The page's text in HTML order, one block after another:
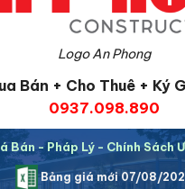
Logo An Phong
Bán + Cho Thuê + Ký
0937.098.890
Bán - Pháp Lý - Chính Sách
Bảng giá mới 07/08/